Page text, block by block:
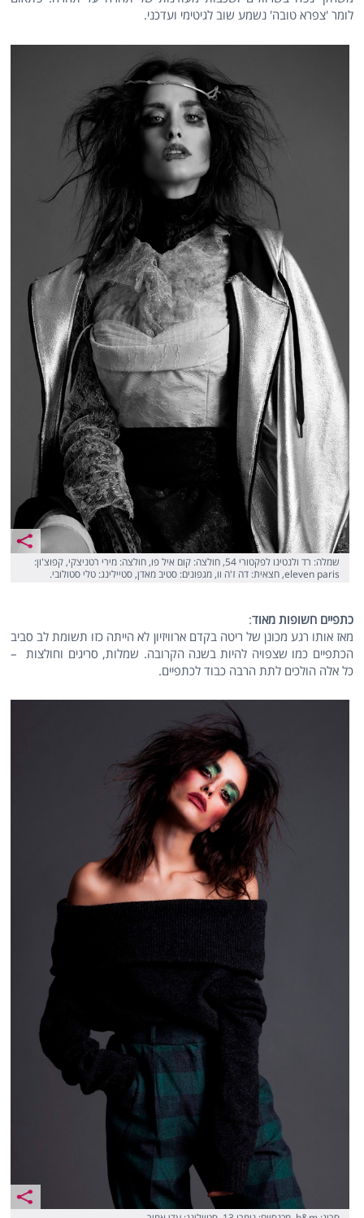
לומר 'צפרא טובה' נשמע שוב לגיטימי ועדכני.
שמלה: רד ולנטינו לפקטורי 54, חולצה: קום איל פו, חולצה: מירי רטניצקי, קפוצ'ון:
eleven paris, חצאית: דה ז'ה וו, מגפונים: סטיב מאדן, סטיילינג: טלי סטולובי.
כתפיים חשופות מאוד:
מאז אותו רגע מכונן של ריטה בקדם ארוויזיון לא הייתה כזו תשומת לב סביב
הכתפיים כמו שצפויה להיות בשנה הקרובה. שמלות, סריגים וחולצות –
כל אלה הולכים לתת הרבה כבוד לכתפיים.